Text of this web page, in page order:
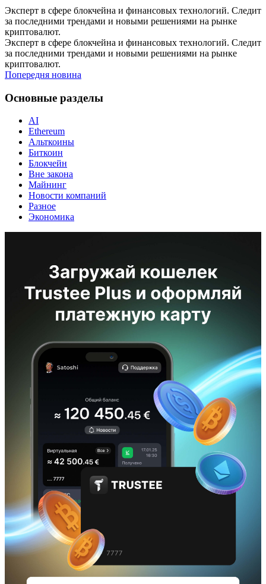
Эксперт в сфере блокчейна и финансовых технологий. Следит
за последними трендами и новыми решениями на рынке
криптовалют.
Эксперт в сфере блокчейна и финансовых технологий. Следит
за последними трендами и новыми решениями на рынке
криптовалют.
Попередня новина
Основные разделы
AI
Ethereum
Альткоины
Биткоин
Блокчейн
Вне закона
Майнинг
Новости компаний
Разное
Экономика